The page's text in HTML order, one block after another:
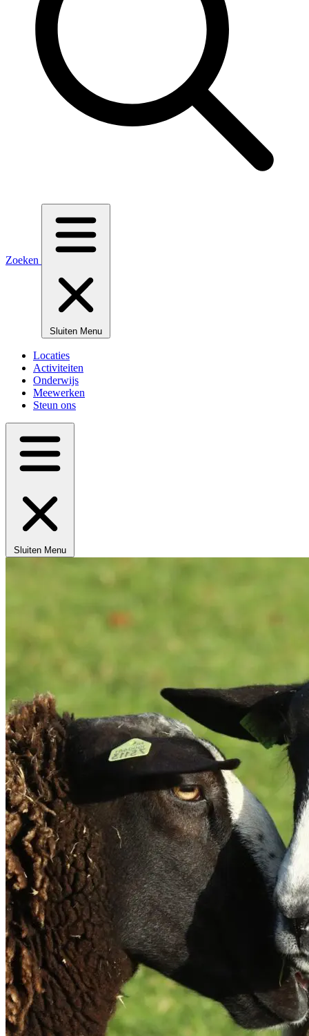
Zoeken
Sluiten Menu
Locaties
Activiteiten
Onderwijs
Meewerken
Steun ons
Sluiten Menu